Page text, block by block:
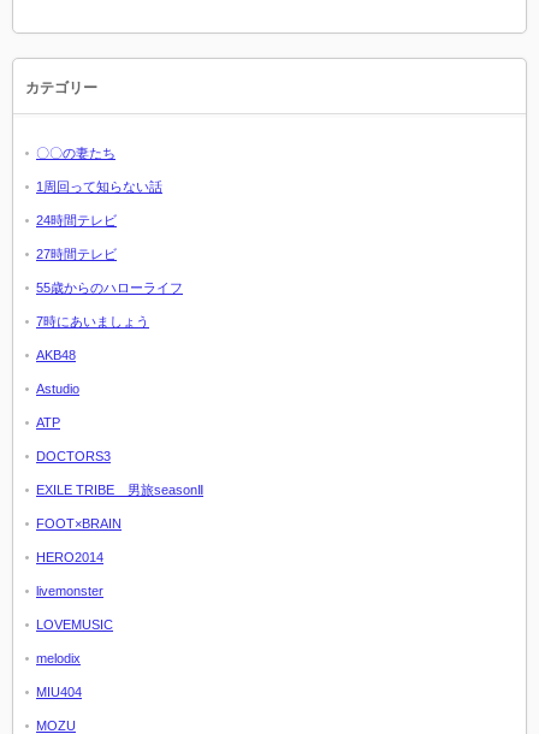
カテゴリー
〇〇の妻たち
1周回って知らない話
24時間テレビ
27時間テレビ
55歳からのハローライフ
7時にあいましょう
AKB48
Astudio
ATP
DOCTORS3
EXILE TRIBE 男旅seasonⅡ
FOOT×BRAIN
HERO2014
livemonster
LOVEMUSIC
melodix
MIU404
MOZU